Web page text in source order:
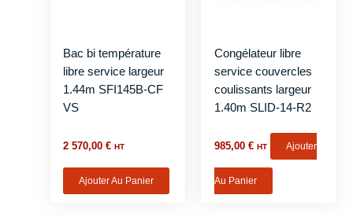
Bac bi température
libre service largeur
1.44m SFI145B-CF
VS
2 570,00€ HT
Ajouter Au Panier
Congélateur libre
service couvercles
coulissants largeur
1.40m SLID-14-R2
985,00 € HT Ajouter
Au Panier